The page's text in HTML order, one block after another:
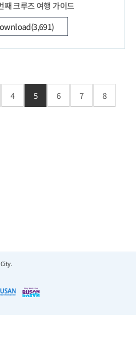
째 크루즈 여행 가이드
4 5 6 7 8